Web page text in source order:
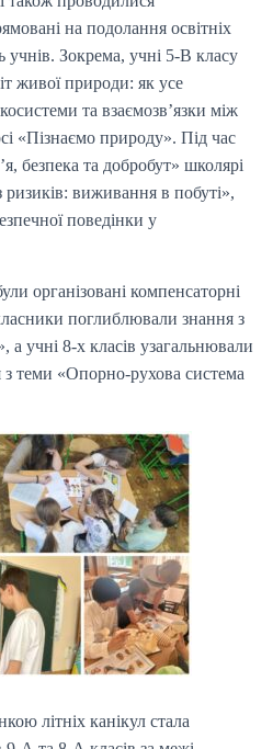
на подолання освітніх
учнів. Зокрема, учні 5-В класу
живої природи: як усе
та взаємозв’язки між
«Пізнаємо природу». Під час
безпека та добробут» школярі
виживання в побуті»,
поведінки у
організовані компенсаторні
поглиблювали знання з
а учні 8-х класів узагальнювали
з теми «Опорно-рухова система
літніх канікул стала